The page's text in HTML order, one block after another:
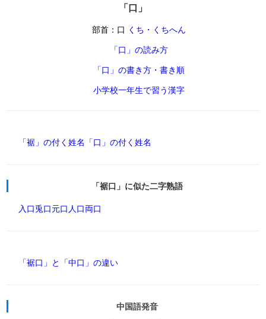
「口」
部首：口 くち・くちへん
「口」の読み方
「口」の書き方・書き順
小学校一年生で習う漢字
「裾」の付く姓名 「口」の付く姓名
「裾口」に似た二字熟語
入口兎口元口 人口両口
「裾口」と「中口」の違い
中国語発音